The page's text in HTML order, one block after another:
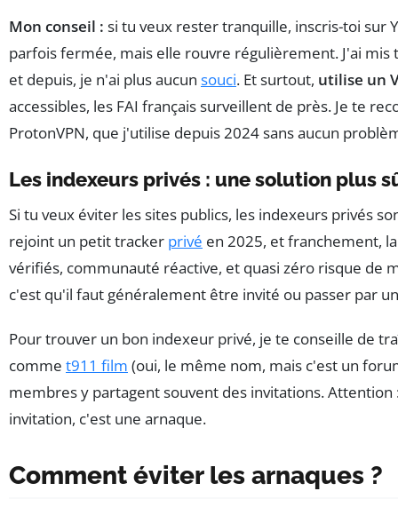
Mon conseil : si tu veux rester tranquille, inscris-toi sur
parfois fermée, mais elle rouvre régulièrement. J'ai
et depuis, je n'ai plus aucun souci. Et surtout, utilise un
accessibles, les FAI français surveillent de près. Je te
ProtonVPN, que j'utilise depuis 2024 sans aucun
Les indexeurs privés : une solution plus
Si tu veux éviter les sites publics, les indexeurs privés
rejoint un petit tracker privé en 2025, et franchement,
vérifiés, communauté réactive, et quasi zéro risque de
c'est qu'il faut généralement être invité ou passer par
Pour trouver un bon indexeur privé, je te conseille de
comme t911 film (oui, le même nom, mais c'est un
membres y partagent souvent des invitations. Attention
invitation, c'est une arnaque.
Comment éviter les arnaques ?